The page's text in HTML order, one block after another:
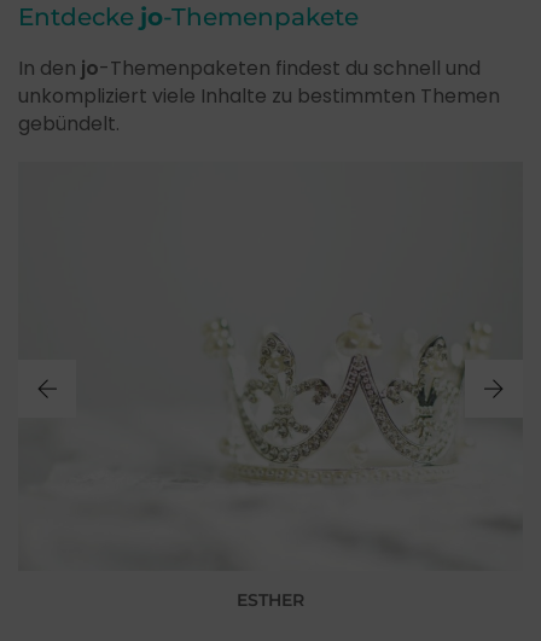
Entdecke jo-Themenpakete
In den jo-Themenpaketen findest du schnell und
unkompliziert viele Inhalte zu bestimmten Themen
gebündelt.
ESTHER